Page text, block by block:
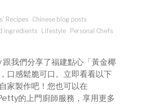
Recipes Chinese blog posts
ingredients Lifestyle Personal Chefs
我們分享了福建點心「黃金椰
口感鬆脆可口。立即看看以下
家製作吧！您也可以在
的上門廚師服務，享用更多